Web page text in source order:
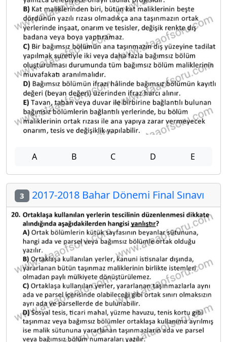
A B C D E
3 2017-2018 Bahar Dönemi Final Sınavı